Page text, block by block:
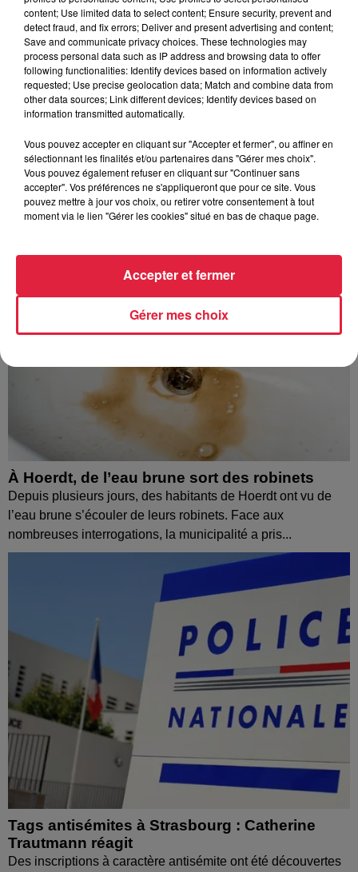
6 août 2026
Au zoo de Mulhouse : rencontre
avec les flamants rouges
À découvrir également
À Hoerdt, de l’eau brune sort des robinets
Depuis plusieurs jours, des habitants de Hoerdt ont vu de
l’eau brune s’écouler de leurs robinets. Face aux
nombreuses interrogations, la municipalité a pris...
Tags antisémites à Strasbourg : Catherine
Trautmann réagit
Des inscriptions à caractère antisémite ont été découvertes
content; Use limited data to select content; Ensure security, prevent and
detect fraud, and fix errors; Deliver and present advertising and content;
Save and communicate privacy choices. These technologies may
process personal data such as IP address and browsing data to offer
following functionalities: Identify devices based on information actively
requested; Use precise geolocation data; Match and combine data from
other data sources; Link different devices; Identify devices based on
information transmitted automatically.
Vous pouvez accepter en cliquant sur "Accepter et fermer", ou affiner en
sélectionnant les finalités et/ou partenaires dans "Gérer mes choix".
Vous pouvez également refuser en cliquant sur "Continuer sans
accepter". Vos préférences ne s'appliqueront que pour ce site. Vous
pouvez mettre à jour vos choix, ou retirer votre consentement à tout
moment via le lien "Gérer les cookies" situé en bas de chaque page.
Gérer mes choix
Accepter et fermer